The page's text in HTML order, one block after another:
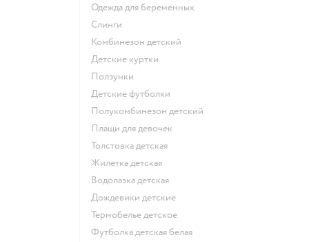
Одежда для беременных
Слинги
Комбинезон детский
Детские куртки
Ползунки
Детские футболки
Полукомбинезон детский
Плащи для девочек
Толстовка детская
Жилетка детская
Водолазка детская
Дождевики детские
Термобелье детское
Футболка детская белая